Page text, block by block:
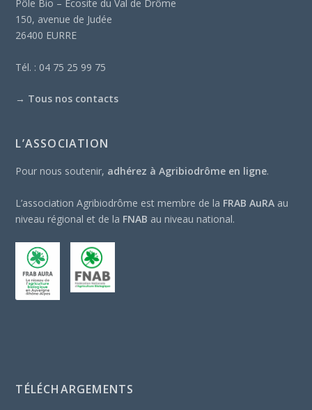
Pôle Bio – Ecosite du Val de Drôme
150, avenue de Judée
26400 EURRE
Tél. : 04 75 25 99 75
→ Tous nos contacts
L’ASSOCIATION
Pour nous soutenir, adhérez à Agribiodrôme en ligne.
L’association Agribiodrôme est membre de la FRAB AuRA au
niveau régional et de la FNAB au niveau national.
TÉLÉCHARGEMENTS